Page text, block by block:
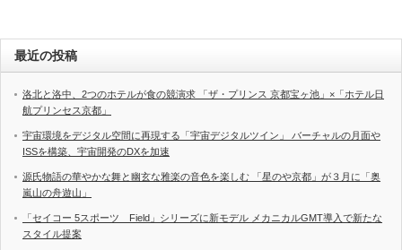
最近の投稿
洛北と洛中、2つのホテルが食の競演求 「ザ・プリンス 京都宝ヶ池」×「ホテル日
航プリンセス京都」
宇宙環境をデジタル空間に再現する「宇宙デジタルツイン」 バーチャルの月面や
ISSを構築、宇宙開発のDXを加速
源氏物語の華やかな舞と幽玄な雅楽の音色を楽しむ 「星のや京都」が３月に「奥
嵐山の舟遊山」
「セイコー 5スポーツ Field」シリーズに新モデル メカニカルGMT導入で新たな
スタイル提案